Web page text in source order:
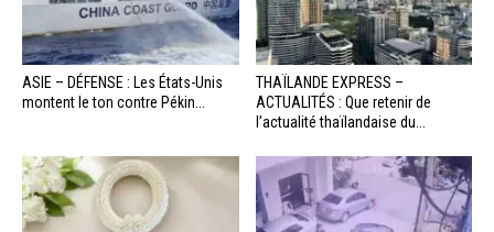
ASIE – DÉFENSE : Les États-Unis
montent le ton contre Pékin...
THAÏLANDE EXPRESS –
ACTUALITÉS : Que retenir de
l’actualité thaïlandaise du...